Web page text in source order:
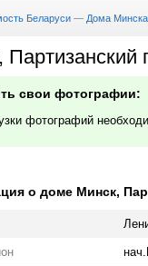
Беларуси — Дома Минска
Партизанский
свои фотографии:
фотографий
о доме Минск,